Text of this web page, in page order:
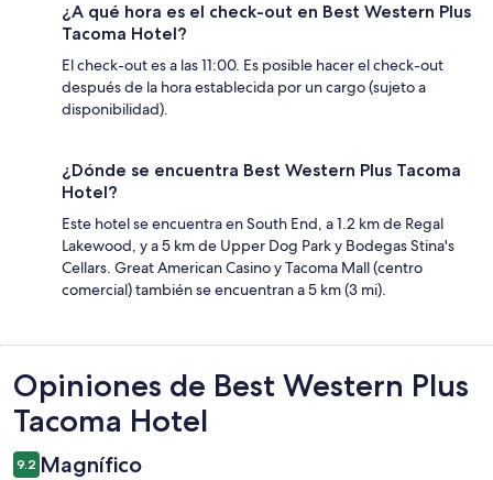
¿A qué hora es el check-out en Best Western Plus
Tacoma Hotel?
El check-out es a las 11:00. Es posible hacer el check-out
después de la hora establecida por un cargo (sujeto a
disponibilidad).
¿Dónde se encuentra Best Western Plus Tacoma
Hotel?
Este hotel se encuentra en South End, a 1.2 km de Regal
Lakewood, y a 5 km de Upper Dog Park y Bodegas Stina's
Cellars. Great American Casino y Tacoma Mall (centro
comercial) también se encuentran a 5 km (3 mi).
Opiniones
Opiniones de Best Western Plus
Tacoma Hotel
9.2 Magnífico